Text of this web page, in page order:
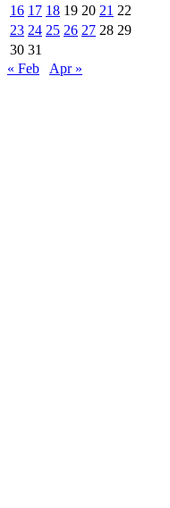
16 17 18 19 20 21 22
23 24 25 26 27 28 29
30 31
« Feb
Apr »